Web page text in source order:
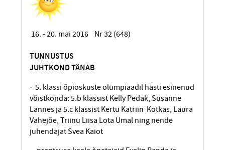
16. - 20. mai 2016 Nr 32 (648)
TUNNUSTUS
JUHTKOND TÄNAB
· 5. klassi õpioskuste olümpiaadil hästi esinenud
võistkonda: 5.b klassist Kelly Pedak, Susanne
Lannes ja 5.c klassist Kertu Katriin Kotkas, Laura
Vahejõe, Triinu Liisa Lota Umal ning nende
juhendajat Svea Kaiot